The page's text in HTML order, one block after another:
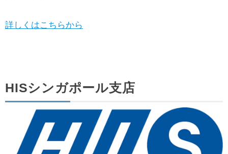
詳しくはこちらから
HISシンガポール支店